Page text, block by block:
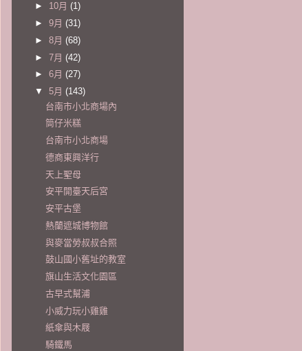
► 10月 (1)
► 9月 (31)
► 8月 (68)
► 7月 (42)
► 6月 (27)
▼ 5月 (143)
台南市小北商場內
筒仔米糕
台南市小北商場
德商東興洋行
天上聖母
安平開臺天后宮
安平古堡
熱蘭遮城博物館
與麥當勞叔叔合照
鼓山國小舊址的教室
旗山生活文化園區
古早式幫浦
小威力玩小雞雞
紙傘與木屐
騎鐵馬